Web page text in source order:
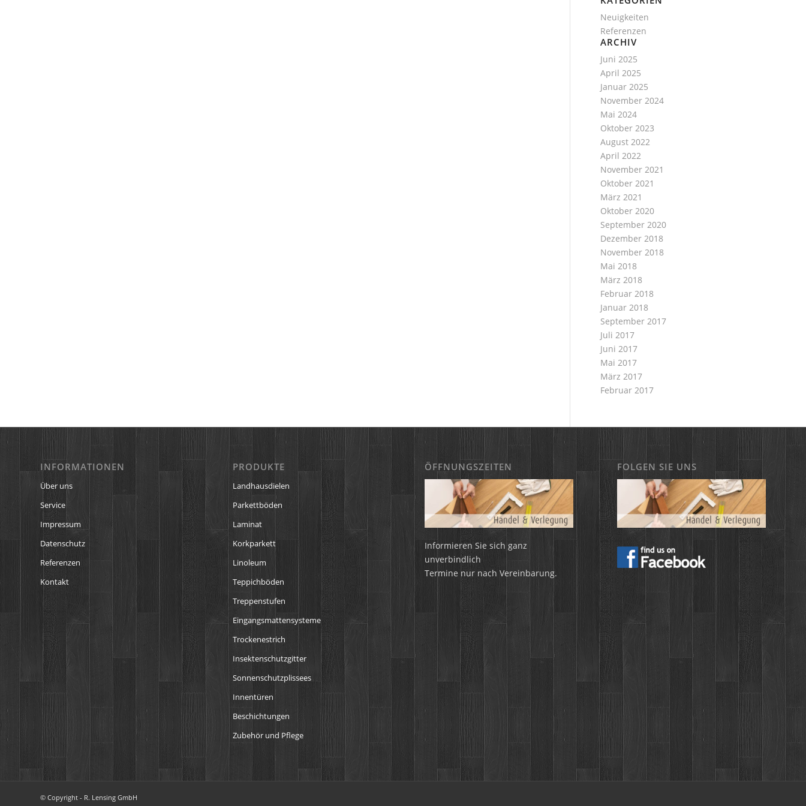
Neuigkeiten
Referenzen
ARCHIV
Juni 2025
April 2025
Januar 2025
November 2024
Mai 2024
Oktober 2023
August 2022
April 2022
November 2021
Oktober 2021
März 2021
Oktober 2020
September 2020
Dezember 2018
November 2018
Mai 2018
März 2018
Februar 2018
Januar 2018
September 2017
Juli 2017
Juni 2017
Mai 2017
März 2017
Februar 2017
INFORMATIONEN
Über uns
Service
Impressum
Datenschutz
Referenzen
Kontakt
PRODUKTE
Landhausdielen
Parkettböden
Laminat
Korkparkett
Linoleum
Teppichböden
Treppenstufen
Eingangsmattensysteme
Trockenestrich
Insektenschutzgitter
Sonnenschutzplissees
Innentüren
Beschichtungen
Zubehör und Pflege
ÖFFNUNGSZEITEN
Informieren Sie sich ganz
unverbindlich
Termine nur nach Vereinbarung.
FOLGEN SIE UNS
© Copyright - R. Lensing GmbH